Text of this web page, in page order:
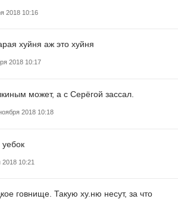
2018 10:16
хуйня аж это хуйня
2018 10:17
может, а с Серёгой зассал.
2018 10:18
уебок
2018 10:21
говнище. Такую ху.ню несут, за что